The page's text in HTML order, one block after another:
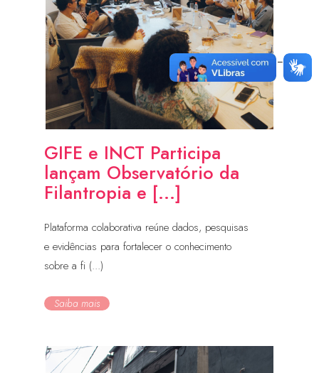
GIFE e INCT Participa
lançam Observatório da
Filantropia e [...]
Plataforma colaborativa reúne dados, pesquisas
e evidências para fortalecer o conhecimento
sobre a fi (...)
Saiba mais